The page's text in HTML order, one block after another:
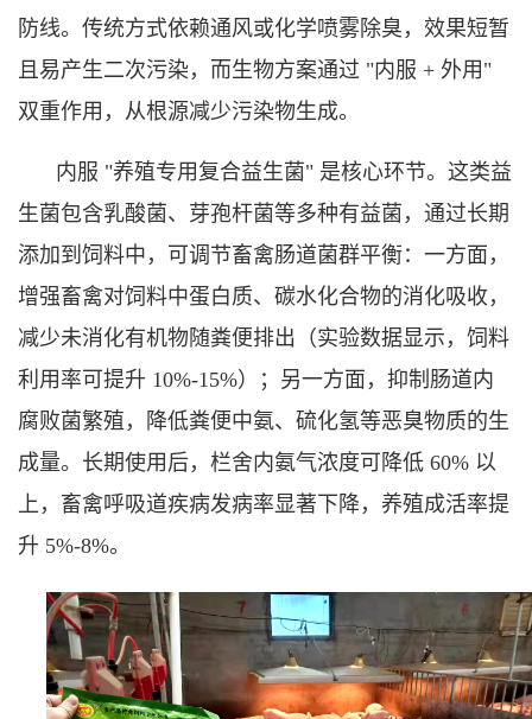
防线。传统方式依赖通风或化学喷雾除臭，效果短暂
且易产生二次污染，而生物方案通过 "内服 + 外用"
双重作用，从根源减少污染物生成。
内服 "养殖专用复合益生菌" 是核心环节。这类益
生菌包含乳酸菌、芽孢杆菌等多种有益菌，通过长期
添加到饲料中，可调节畜禽肠道菌群平衡：一方面，
增强畜禽对饲料中蛋白质、碳水化合物的消化吸收，
减少未消化有机物随粪便排出（实验数据显示，饲料
利用率可提升 10%-15%）；另一方面，抑制肠道内
腐败菌繁殖，降低粪便中氨、硫化氢等恶臭物质的生
成量。长期使用后，栏舍内氨气浓度可降低 60% 以
上，畜禽呼吸道疾病发病率显著下降，养殖成活率提
升 5%-8%。